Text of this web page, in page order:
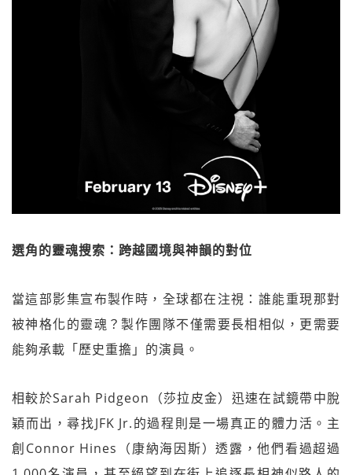
選角的靈魂搜索：跨越國境與神韻的對位
當這部影集宣布製作時，全球都在注視：誰能重現那對
被神格化的靈魂？製作團隊不僅需要長相相似，更需要
能夠承載「歷史重擔」的演員。
相較於Sarah Pidgeon（莎拉皮金）迅速在試鏡帶中脫
穎而出，尋找JFK Jr.的過程則是一場真正的體力活。主
創Connor Hines（康納海因斯）透露，他們看過超過